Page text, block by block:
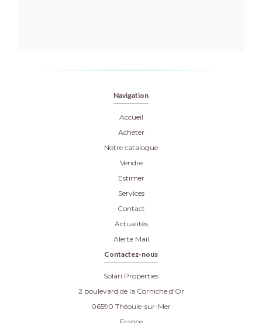
Navigation
Accueil
Acheter
Notre catalogue
Vendre
Estimer
Services
Contact
Actualités
Alerte Mail
Contactez-nous
Solari Properties
2 boulevard de la Corniche d'Or
06590 Théoule-sur-Mer